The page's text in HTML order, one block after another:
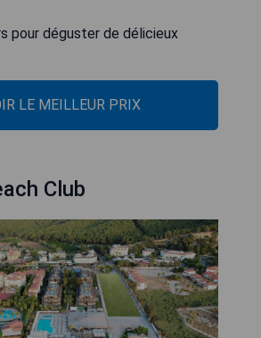
pour déguster de délicieux
LE MEILLEUR PRIX
Club